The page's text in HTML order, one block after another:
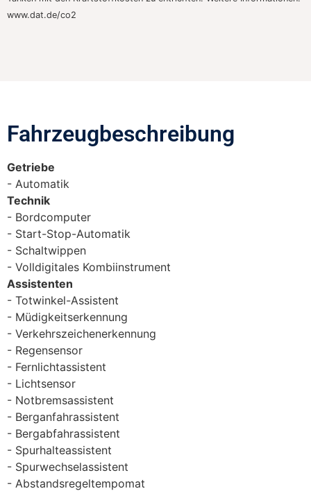
www.dat.de/co2
Fahrzeugbeschreibung​
Getriebe
Automatik
Technik
Bordcomputer
Start-Stop-Automatik
Schaltwippen
Volldigitales Kombiinstrument
Assistenten
Totwinkel-Assistent
Müdigkeitserkennung
Verkehrszeichenerkennung
Regensensor
Fernlichtassistent
Lichtsensor
Notbremsassistent
Berganfahrassistent
Bergabfahrassistent
Spurhalteassistent
Spurwechselassistent
Abstandsregeltempomat